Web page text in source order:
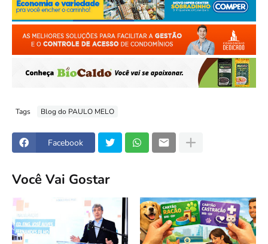
Tags Blog do PAULO MELO
Facebook
Você Vai Gostar